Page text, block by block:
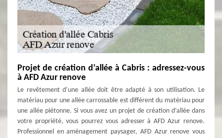
Projet de création d’allée à Cabris : adressez-vous
à AFD Azur renove
Le revêtement d’une allée doit être adapté à son utilisation. Le
matériau pour une allée carrossable est différent du matériau pour
une allée piétonne. Si vous avez un projet de création d’allée dans
votre propriété, vous pourrez vous adresser à AFD Azur renove.
Professionnel en aménagement paysager, AFD Azur renove vous